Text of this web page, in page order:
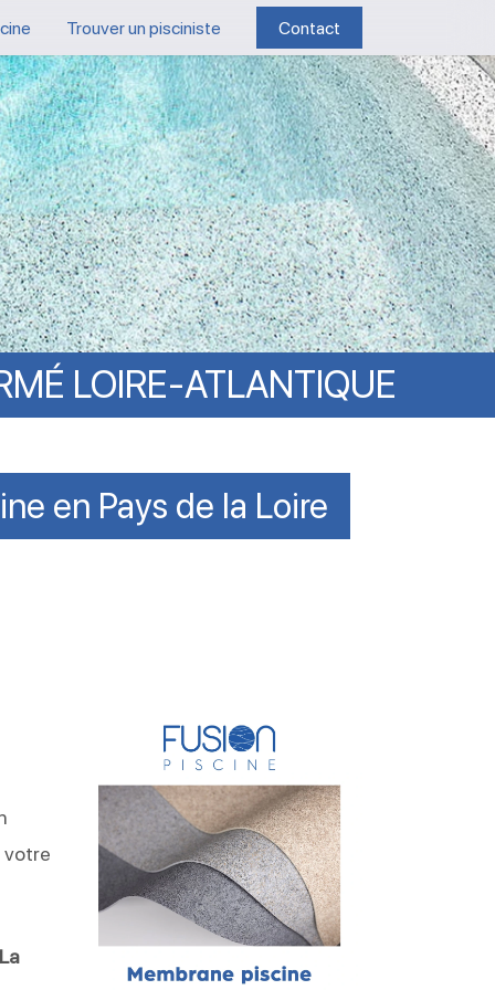
Trouver un pisciniste Contact
LOIRE-ATLANTIQUE
en Pays de la Loire
votre
La